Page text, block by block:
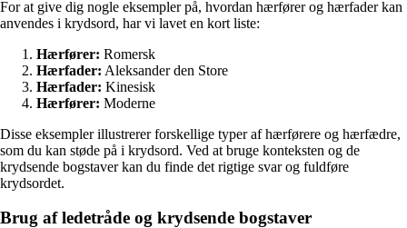
For at give dig nogle eksempler på, hvordan hærfører og hærfader kan
anvendes i krydsord, har vi lavet en kort liste:
Hærfører: Romersk
Hærfader: Aleksander den Store
Hærfader: Kinesisk
Hærfører: Moderne
Disse eksempler illustrerer forskellige typer af hærførere og hærfædre,
som du kan støde på i krydsord. Ved at bruge konteksten og de
krydsende bogstaver kan du finde det rigtige svar og fuldføre
krydsordet.
Brug af ledetråde og krydsende bogstaver